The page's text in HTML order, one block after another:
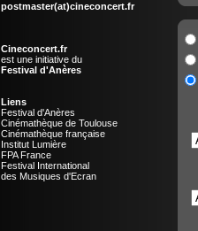
postmaster(at)cineconcert.fr
Cineconcert.fr
est une initiative du
Festival d'Anères
Liens
Festival d'Anères
Cinémathèque de Toulouse
Cinémathèque française
Institut Lumière
FPA France
Festival International
des Musiques d'Ecran